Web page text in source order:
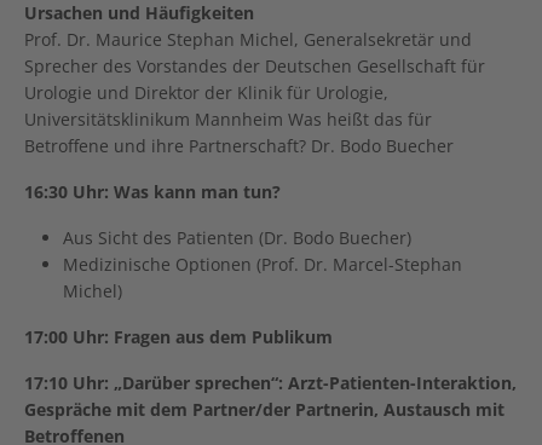
Ursachen und Häufigkeiten
Prof. Dr. Maurice Stephan Michel, Generalsekretär und
Sprecher des Vorstandes der Deutschen Gesellschaft für
Urologie und Direktor der Klinik für Urologie,
Universitätsklinikum Mannheim Was heißt das für
Betroffene und ihre Partnerschaft? Dr. Bodo Buecher
16:30 Uhr: Was kann man tun?
Aus Sicht des Patienten (Dr. Bodo Buecher)
Medizinische Optionen (Prof. Dr. Marcel-Stephan
Michel)
17:00 Uhr: Fragen aus dem Publikum
17:10 Uhr: „Darüber sprechen“: Arzt-Patienten-Interaktion,
Gespräche mit dem Partner/der Partnerin, Austausch mit
Betroffenen